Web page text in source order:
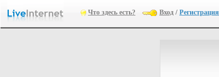
Что здесь есть? Вход / Регистрация